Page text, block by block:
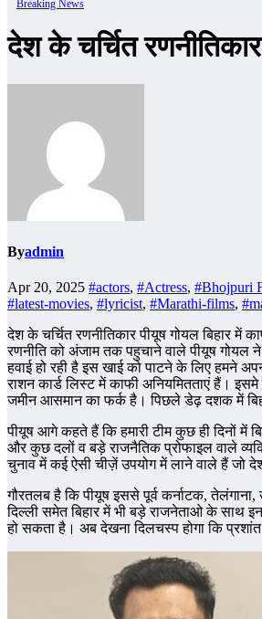
Breaking News
देश के चर्चित
Byadmin
Apr 20, 2025 #actors, #Actress, #Bhojpuri
#latest-movies, #lyricist, #Marathi-films,
देश के चर्चित रणनीतिकार पीयूष गोयल बिहार
रणनीति को अंजाम तक पहुचाने वाले पीयूष गोयल
हवाई हो रही है इस खाई को पाटने के लिए हमने
राशन कार्ड लिस्ट में काफी अनियमितताएं हैं।
जमीन आसमान का फर्क है। पिछले डेढ़ दशक में
पीयूष आगे कहते हैं कि हमारी टीम कुछ ही दिनों में
और कुछ दलों व बड़े राजनैतिक प्रोफाइल वाले
चुनाव में कई ऐसी चीज़ें उपयोग में लाने वाले हैं जो
गौरतलब है कि पीयूष इससे पूर्व कर्नाटक,
दिल्ली समेत बिहार में भी बड़े राजनेताओ के साथ
हो सकता है। अब देखना दिलचस्प होगा कि